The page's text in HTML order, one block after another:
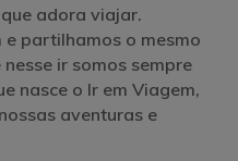
adora viajar.
e partilhamos o mesmo
ir somos sempre
nasce o Ir em Viagem,
aventuras e